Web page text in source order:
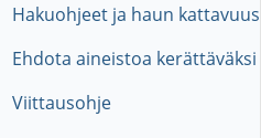
Hakuohjeet ja haun kattavuus
Ehdota aineistoa kerättäväksi
Viittausohje